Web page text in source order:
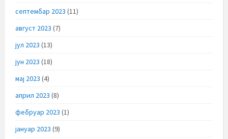
септембар 2023 (11)
август 2023 (7)
јул 2023 (13)
јун 2023 (18)
мај 2023 (4)
април 2023 (8)
фебруар 2023 (1)
јануар 2023 (9)